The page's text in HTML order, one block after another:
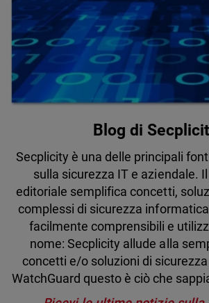
Blog di
Secplicity è una delle principali
sulla sicurezza IT e aziendale.
editoriale semplifica concetti,
complessi di sicurezza
facilmente comprensibili e
nome: Secplicity allude alla
concetti e/o soluzioni di
WatchGuard questo è ciò che